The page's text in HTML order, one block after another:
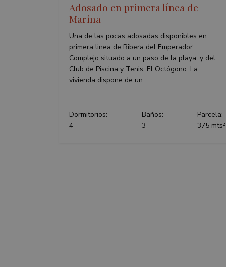
Adosado en primera línea de
Marina
Una de las pocas adosadas disponibles en
primera linea de Ribera del Emperador.
Complejo situado a un paso de la playa, y del
Club de Piscina y Tenis, El Octógono. La
vivienda dispone de un...
Dormitorios:
4
Baños:
3
Parcela:
375 mts²
_ga_P48XP53MCD
_gid
Nombre
YSC
_gcl_au
VISITOR_INFO1_LIVE
sfpxs
Nombre